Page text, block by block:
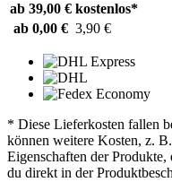
ab 39,00 € kostenlos*
ab 0,00 € 3,90 €
* Diese Lieferkosten fallen
können weitere Kosten, z.
Eigenschaften der
du direkt in der